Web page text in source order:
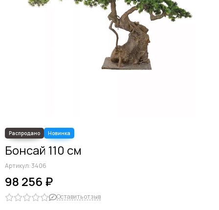
Бонсай 110 см
Артикул:3406
98 256 ₽
Оставить отзыв